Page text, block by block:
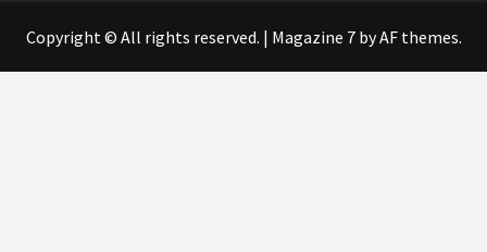
Copyright © All rights reserved. | Magazine 7by AF themes.